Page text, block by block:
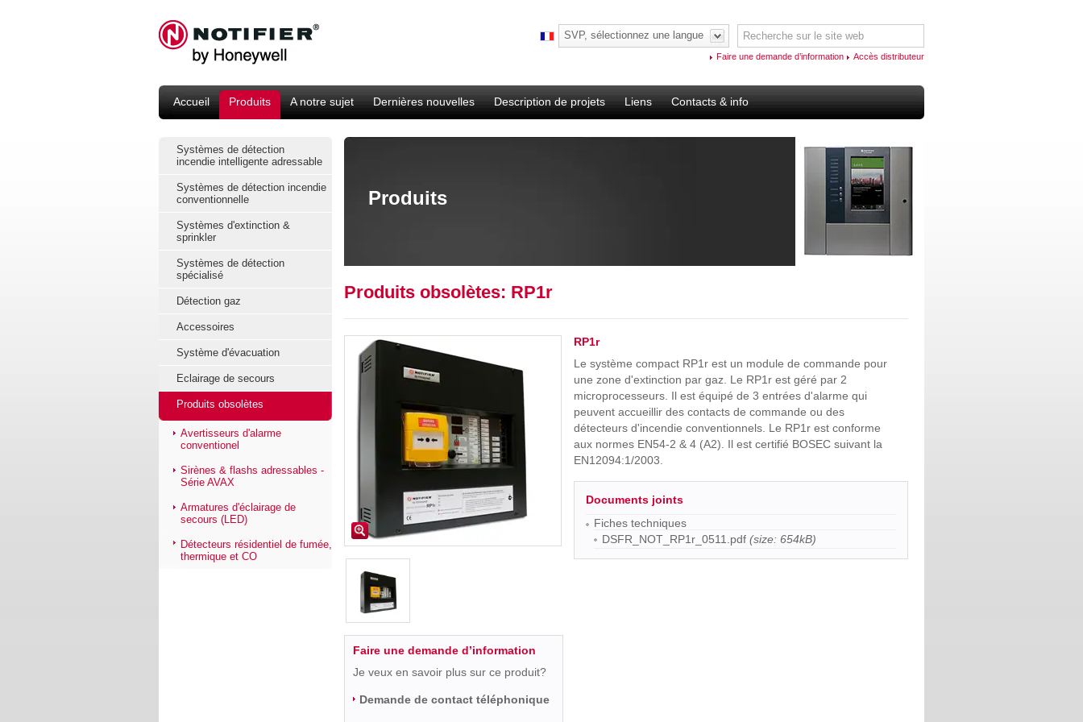
SVP, sélectionnez une langue
Faire une demande d’information Accès distributeur
Accueil Produits A notre sujet Dernières nouvelles Description de projets Liens Contacts & info
Systèmes de détection
incendie intelligente adressable
Systèmes de détection incendie
conventionnelle
Systèmes d'extinction &
sprinkler
Systèmes de détection
spécialisé
Détection gaz
Accessoires
Système d'évacuation
Eclairage de secours
Produits obsolètes
Avertisseurs d'alarme
conventionel
Sirènes & flashs adressables -
Série AVAX
Armatures d'éclairage de
secours (LED)
Détecteurs résidentiel de fumée,
thermique et CO
Produits
Produits obsolètes: RP1r
Faire une demande d’information
Je veux en savoir plus sur ce produit?
Demande de contact téléphonique
RP1r
Le système compact RP1r est un module de commande pour
une zone d'extinction par gaz. Le RP1r est géré par 2
microprocesseurs. Il est équipé de 3 entrées d'alarme qui
peuvent accueillir des contacts de commande ou des
détecteurs d'incendie conventionnels. Le RP1r est conforme
aux normes EN54-2 & 4 (A2). Il est certifié BOSEC suivant la
EN12094:1/2003.
Documents joints
Fiches techniques
DSFR_NOT_RP1r_0511.pdf (size: 654kB)